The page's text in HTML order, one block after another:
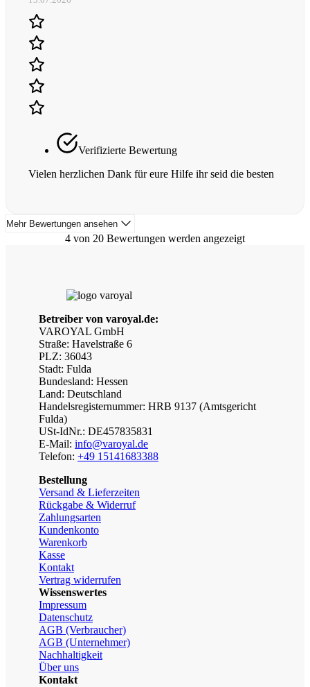
Verifizierte Bewertung
Vielen herzlichen Dank für eure Hilfe ihr seid die besten
Mehr Bewertungen ansehen
4 von 20 Bewertungen werden angezeigt
Betreiber von varoyal.de:
VAROYAL GmbH
Straße: Havelstraße 6
PLZ: 36043
Stadt: Fulda
Bundesland: Hessen
Land: Deutschland
Handelsregisternummer: HRB 9137 (Amtsgericht
Fulda)
USt-IdNr.: DE457835831
E-Mail: info@varoyal.de
Telefon: +49 15141683388
Bestellung
Versand & Lieferzeiten
Rückgabe & Widerruf
Zahlungsarten
Kundenkonto
Warenkorb
Kasse
Kontakt
Vertrag widerrufen
Wissenswertes
Impressum
Datenschutz
AGB (Verbraucher)
AGB (Unternehmer)
Nachhaltigkeit
Über uns
Kontakt